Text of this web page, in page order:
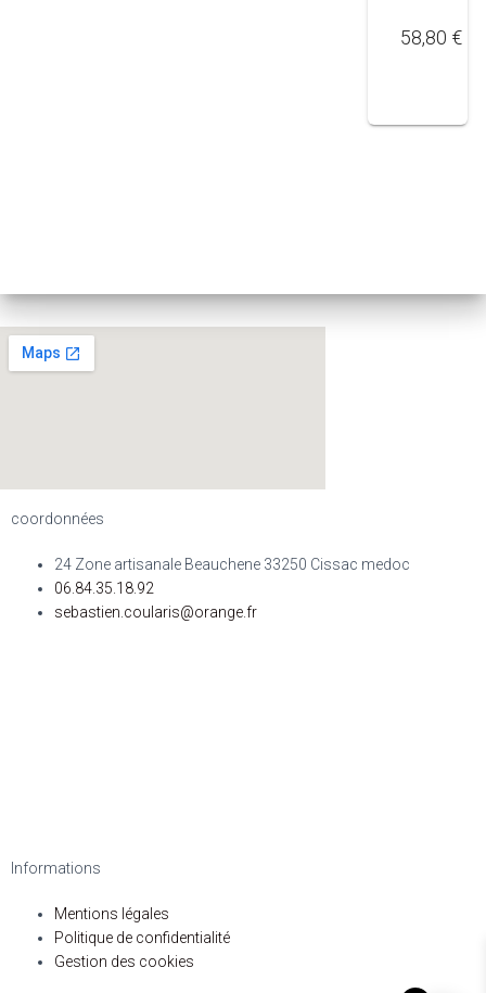
58,80 €
coordonnées
24 Zone artisanale Beauchene 33250 Cissac medoc
06.84.35.18.92
sebastien.coularis@orange.fr
Informations
Mentions légales
Politique de confidentialité
Gestion des cookies